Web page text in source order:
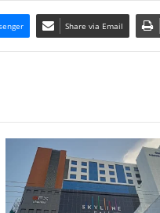
Share via Email